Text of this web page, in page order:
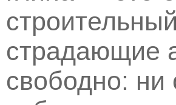
страдающие
свободно: ни